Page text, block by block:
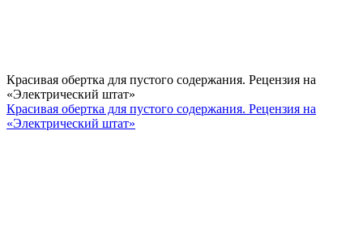
Красивая обертка для пустого содержания. Рецензия на
«Электрический штат»
Красивая обертка для пустого содержания. Рецензия на
«Электрический штат»